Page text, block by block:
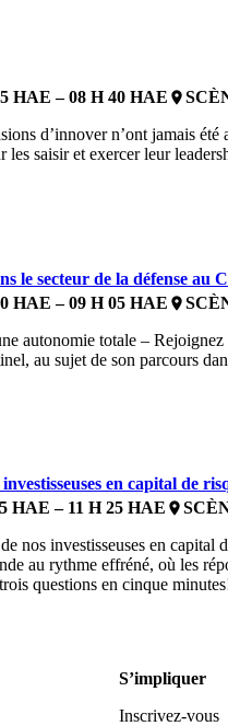
HAE – 08 H 40 HAE place
d’innover n’ont jamais
les saisir et exercer leur
le secteur de la défense au
HAE – 09 H 05 HAE place
autonomie totale –
au sujet de son parcours
en capital de
HAE – 11 H 25 HAE place
nos investisseuses en
au rythme effréné, où les
questions en cinque
S’impliquer
Inscrivez-vous